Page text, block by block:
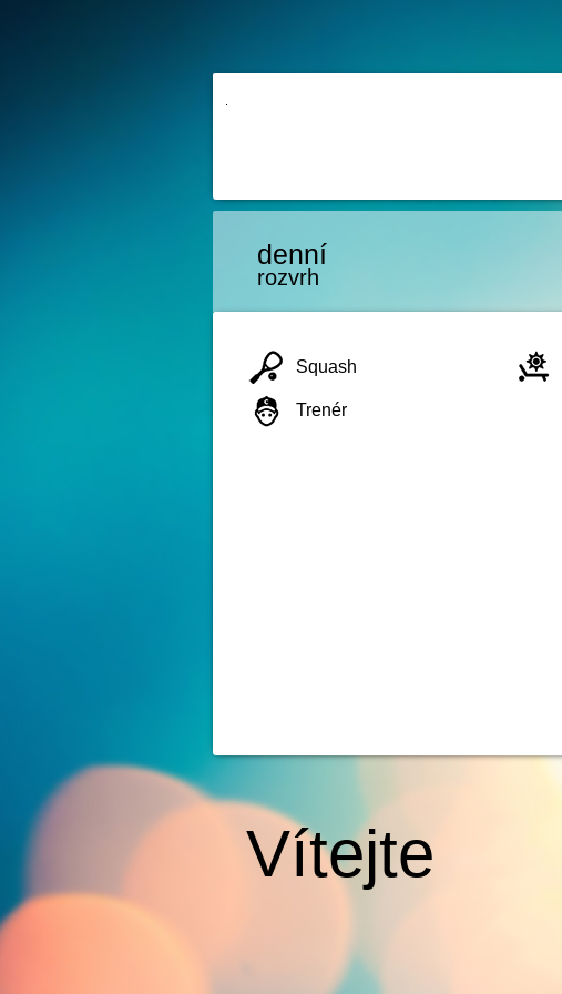
denní
rozvrh
Squash
Trenér
Vítejte